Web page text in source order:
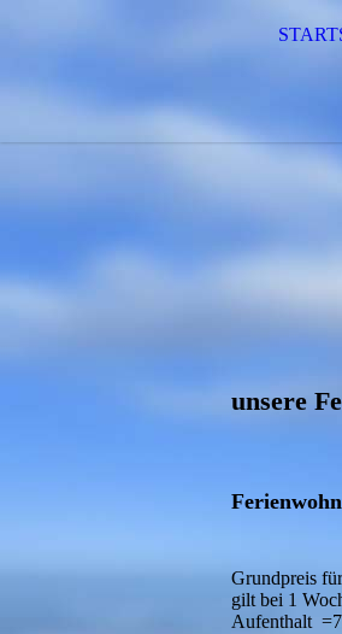
unsere
Grundpreis
gilt bei 1
Aufenthalt